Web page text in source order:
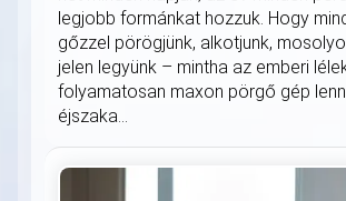
legjobb formánkat hozzuk. Hogy
gőzzel pörögjünk, alkotjunk,
jelen legyünk – mintha az emberi
folyamatosan maxon pörgő gép
éjszaka...